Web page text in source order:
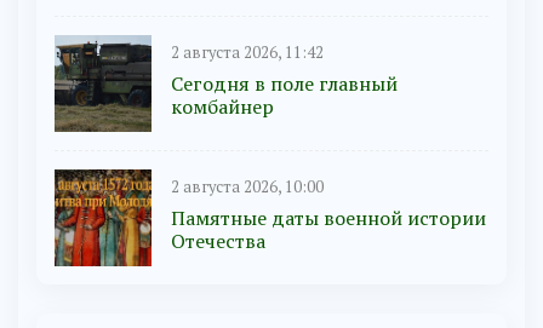
2 августа 2026, 11:42
Сегодня в поле главный
комбайнер
2 августа 2026, 10:00
Памятные даты военной истории
Отечества